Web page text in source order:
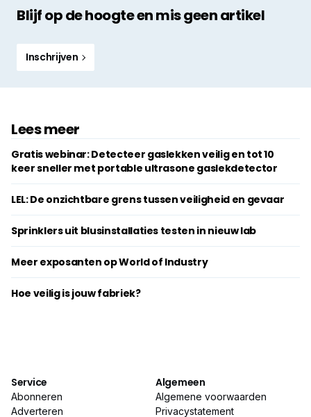
Blijf op de hoogte en mis geen artikel
Inschrijven
Lees meer
Gratis webinar: Detecteer gaslekken veilig en tot 10
keer sneller met portable ultrasone gaslekdetector
LEL: De onzichtbare grens ­tussen veiligheid en gevaar
Sprinklers uit blusinstallaties testen in nieuw lab
Meer exposanten op World of Industry
Hoe veilig is jouw fabriek?
Service
Abonneren
Adverteren
Algemeen
Algemene voorwaarden
Privacystatement